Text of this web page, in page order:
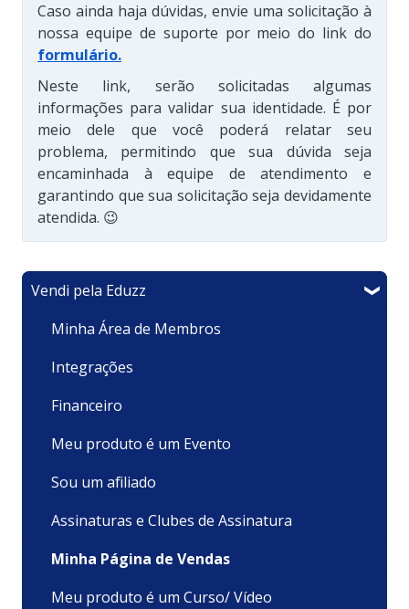
Caso ainda haja dúvidas, envie uma solicitação à
nossa equipe de suporte por meio do link do
formulário.
Neste link, serão solicitadas algumas
informações para validar sua identidade. É por
meio dele que você poderá relatar seu
problema, permitindo que sua dúvida seja
encaminhada à equipe de atendimento e
garantindo que sua solicitação seja devidamente
atendida. 😉
Vendi pela Eduzz
Minha Área de Membros
Integrações
Financeiro
Meu produto é um Evento
Sou um afiliado
Assinaturas e Clubes de Assinatura
Minha Página de Vendas
Meu produto é um Curso/ Vídeo